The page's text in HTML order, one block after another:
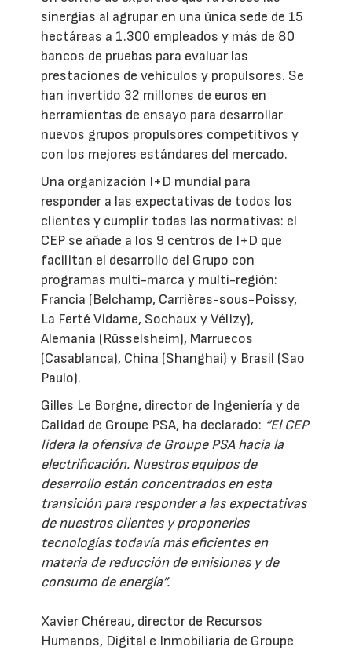
sinergias al agrupar en una única sede de 15
hectáreas a 1.300 empleados y más de 80
bancos de pruebas para evaluar las
prestaciones de vehículos y propulsores. Se
han invertido 32 millones de euros en
herramientas de ensayo para desarrollar
nuevos grupos propulsores competitivos y
con los mejores estándares del mercado.
Una organización I+D mundial para
responder a las expectativas de todos los
clientes y cumplir todas las normativas: el
CEP se añade a los 9 centros de I+D que
facilitan el desarrollo del Grupo con
programas multi-marca y multi-región:
Francia (Belchamp, Carrières-sous-Poissy,
La Ferté Vidame, Sochaux y Vélizy),
Alemania (Rüsselsheim), Marruecos
(Casablanca), China (Shanghai) y Brasil (Sao
Paulo).
Gilles Le Borgne, director de Ingeniería y de
Calidad de Groupe PSA, ha declarado: “El CEP
lidera la ofensiva de Groupe PSA hacia la
electrificación. Nuestros equipos de
desarrollo están concentrados en esta
transición para responder a las expectativas
de nuestros clientes y proponerles
tecnologías todavía más eficientes en
materia de reducción de emisiones y de
consumo de energía”.
Xavier Chéreau, director de Recursos
Humanos, Digital e Inmobiliaria de Groupe